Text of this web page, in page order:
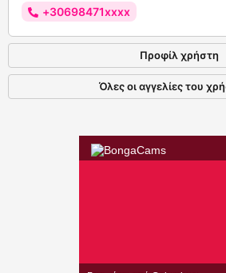
+30698471xxxx
Προφίλ χρήστη
Όλες οι αγγελίες του